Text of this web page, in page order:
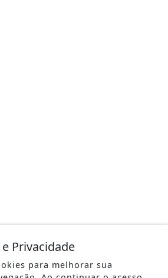
Privacidade
para melhorar sua